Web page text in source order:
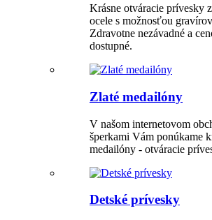
Krásne otváracie prívesky
ocele s možnosťou
Zdravotne nezávadné a
dostupné.
Zlaté medailóny
V našom internetovom
šperkami Vám ponúkame
medailóny - otváracie
Detské prívesky